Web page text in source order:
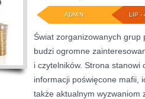
LIP -
ADMIN
Świat zorganizowanych grup
budzi ogromne
i czytelników. Strona stanowi
informacji poświęcone mafii,
także aktualnym wyzwaniom